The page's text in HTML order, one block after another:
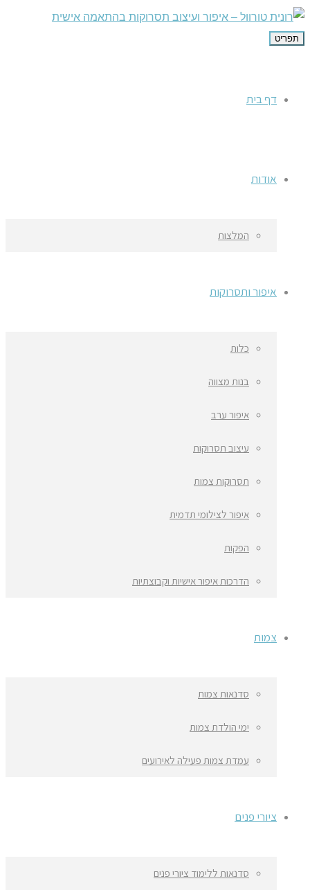
תפריט
דף בית
אודות
המלצות
איפור ותסרוקות
כלות
בנות מצווה
איפור ערב
עיצוב תסרוקות
תסרוקות צמות
איפור לצילומי תדמית
הפקות
הדרכות איפור אישיות וקבוצתיות
צמות
סדנאות צמות
ימי הולדת צמות
עמדת צמות פעילה לאירועים
ציורי פנים
סדנאות ללימוד ציורי פנים